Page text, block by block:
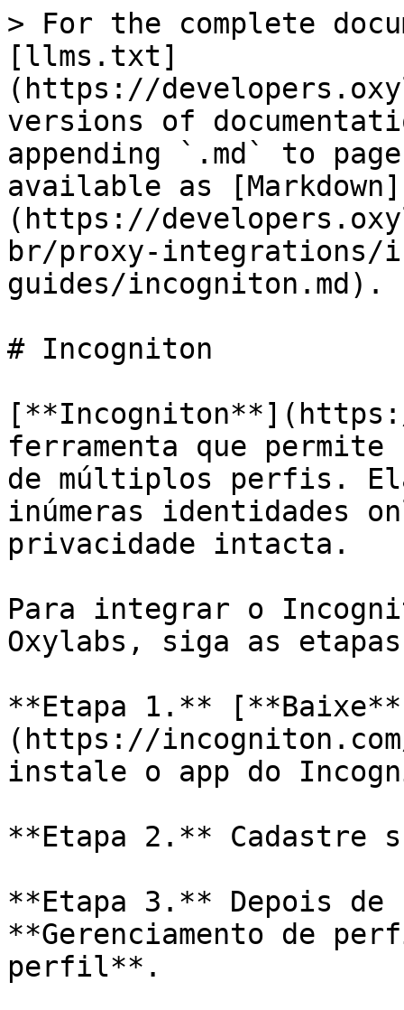
> For the complete
[llms.txt]
(https://
versions of
appending `.md` to
available as [Markdown]
(https://
br/proxy-integrations/
guides/incogniton.md).
# Incogniton
ferramenta que permite
de múltiplos perfis.
inúmeras identidades
privacidade intacta.
Para integrar o
Oxylabs, siga as
**Etapa 1.**
(https://
instale o app do
**Etapa 2.** Cadastre
**Etapa 3.** Depois
**Gerenciamento de
perfil**.